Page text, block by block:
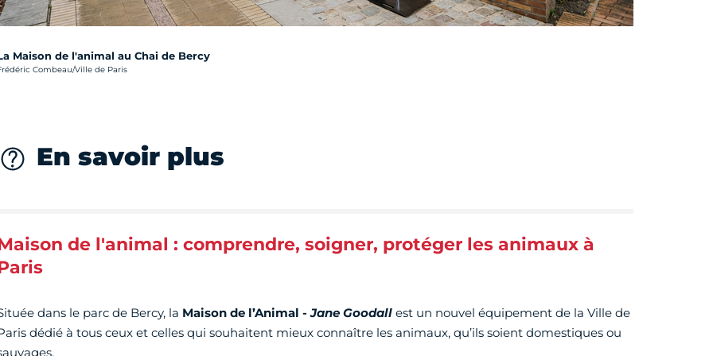
Maison de l'animal au Chai de Bercy
photo :
Combeau/Ville de Paris
En savoir plus
de l'animal : comprendre, soigner, protéger les animaux à
dans le parc de Bercy, la Maison de l’Animal -Jane Goodallest un nouvel équipement de la Ville de
dédié à tous ceux et celles qui souhaitent mieux connaître les animaux, qu’ils soient domestiques ou